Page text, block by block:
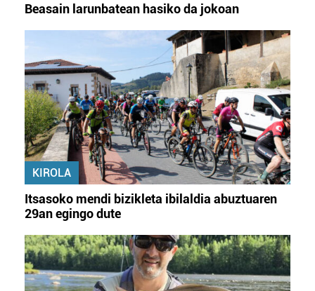
Beasain larunbatean hasiko da jokoan
KIROLA
Itsasoko mendi bizikleta ibilaldia abuztuaren
29an egingo dute